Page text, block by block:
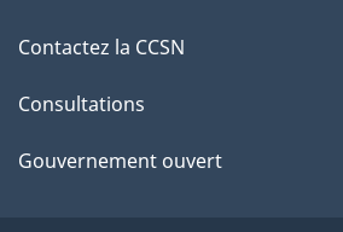
i
l
s
d
ce
site
Contactez la CCSN
Consultations
Gouvernement ouvert